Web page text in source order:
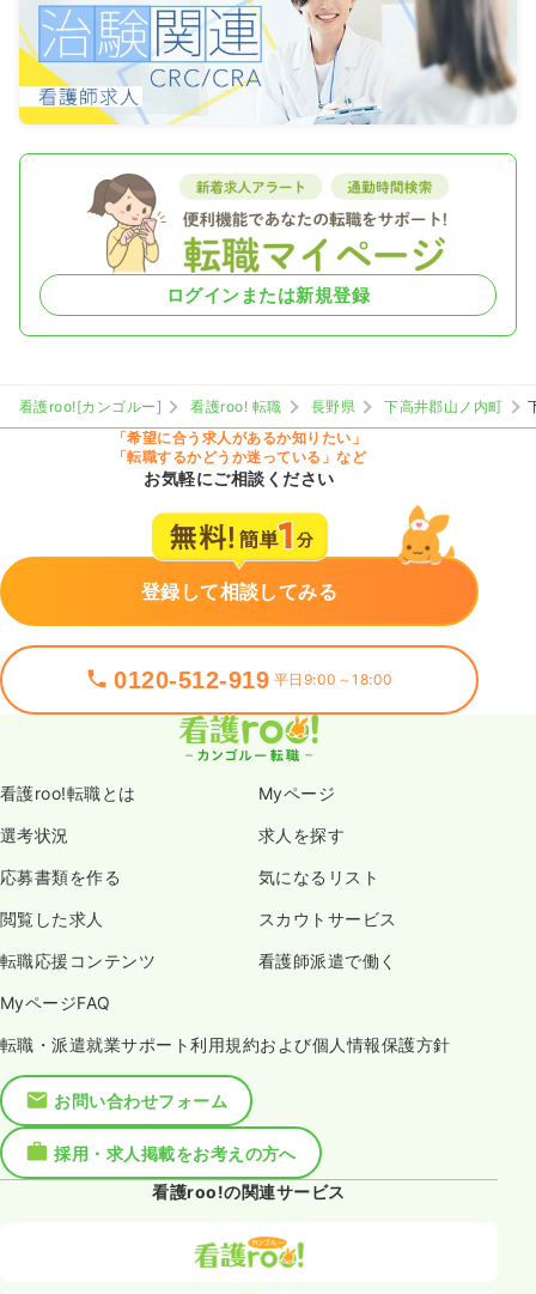
ログインまたは新規登録
看護roo![カンゴルー] 看護roo! 転職 長野県 下高井郡山ノ内町
「希望に合う求人があるか知りたい」
「転職するかどうか迷っている」など
お気軽にご相談ください
登録して相談してみる
0120-512-919 平日9:00～18:00
看護roo!転職とは Myページ
選考状況 求人を探す
応募書類を作る 気になるリスト
閲覧した求人 スカウトサービス
転職応援コンテンツ 看護師派遣で働く
MyページFAQ
転職・派遣就業サポート利用規約および個人情報保護方針
お問い合わせフォーム
採用・求人掲載をお考えの方へ
看護roo!の関連サービス